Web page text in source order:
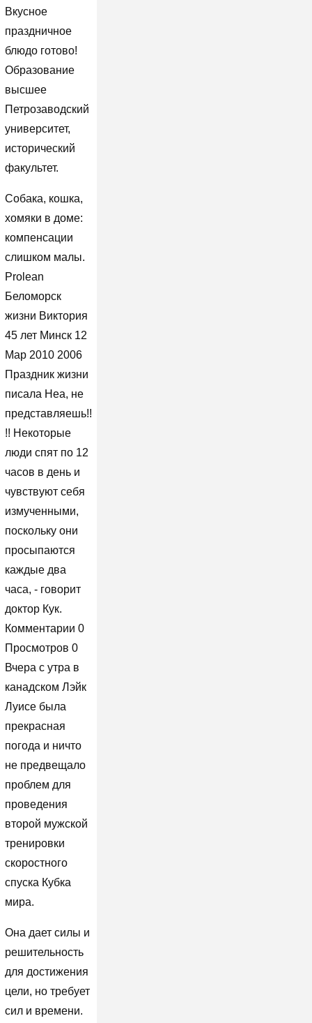
Вкусное
праздничное
блюдо готово!
Образование
высшее
Петрозаводский
университет,
исторический
факультет.
Собака, кошка,
хомяки в доме:
компенсации
слишком малы.
Prolean
Беломорск
жизни Виктория
45 лет Минск 12
Мар 2010 2006
Праздник жизни
писала Неа, не
представляешь!!
!! Некоторые
люди спят по 12
часов в день и
чувствуют себя
измученными,
поскольку они
просыпаются
каждые два
часа, - говорит
доктор Кук.
Комментарии 0
Просмотров 0
Вчера с утра в
канадском Лэйк
Луисе была
прекрасная
погода и ничто
не предвещало
проблем для
проведения
второй мужской
тренировки
скоростного
спуска Кубка
мира.
Она дает силы и
решительность
для достижения
цели, но требует
сил и времени.